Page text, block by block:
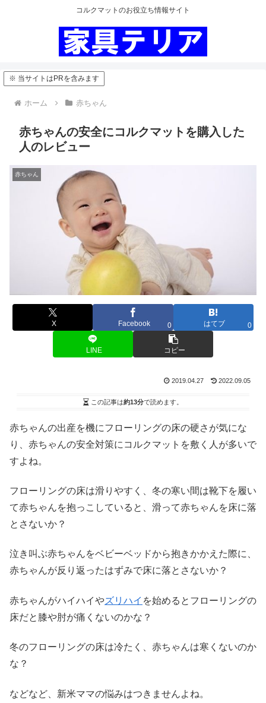
コルクマットのお役立ち情報サイト
※ 当サイトはPRを含みます
ホーム 赤ちゃん
赤ちゃんの安全にコルクマットを購入した
人のレビュー
赤ちゃん
X Facebook 0 はてブ 0
LINE コピー
2019.04.27 2022.09.05
この記事は約13分で読めます。
赤ちゃんの出産を機にフローリングの床の硬さが気にな
り、赤ちゃんの安全対策にコルクマットを敷く人が多いで
すよね。
フローリングの床は滑りやすく、冬の寒い間は靴下を履い
て赤ちゃんを抱っこしていると、滑って赤ちゃんを床に落
とさないか？
泣き叫ぶ赤ちゃんをベビーベッドから抱きかかえた際に、
赤ちゃんが反り返ったはずみで床に落とさないか？
赤ちゃんがハイハイやズリハイ を始めるとフローリングの
床だと膝や肘が痛くないのかな？
冬のフローリングの床は冷たく、赤ちゃんは寒くないのか
な？
などなど、新米ママの悩みはつきませんよね。